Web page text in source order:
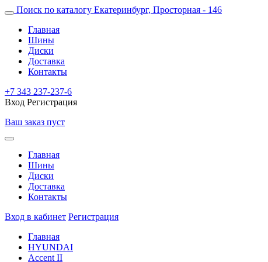
Поиск по каталогу Екатеринбург, Просторная - 146
Главная
Шины
Диски
Доставка
Контакты
+7 343 237-237-6
Вход Регистрация
Ваш заказ пуст
Главная
Шины
Диски
Доставка
Контакты
Вход в кабинет Регистрация
Главная
HYUNDAI
Accent II